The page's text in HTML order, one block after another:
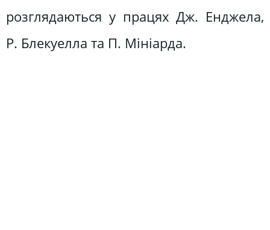
розглядаються у працях Дж. Енджела,
Р. Блекуелла та П. Мініарда.